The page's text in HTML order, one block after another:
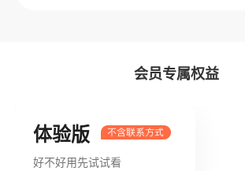
会员专属权益
体验版
好不好用先试试看